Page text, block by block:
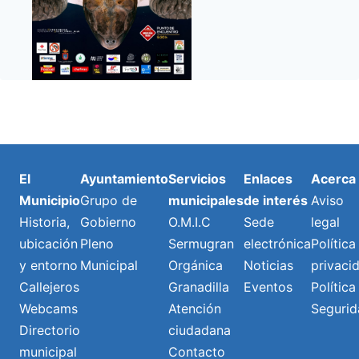
El
Municipio
Historia,
ubicación
y entorno
Callejeros
Webcams
Directorio
municipal
Ayuntamiento
Grupo de
Gobierno
Pleno
Municipal
Servicios
municipales
O.M.I.C
Sermugran
Orgánica
Granadilla
Atención
ciudadana
Contacto
Enlaces
de interés
Sede
electrónica
Noticias
Eventos
Acerca
Aviso
legal
Política
Política